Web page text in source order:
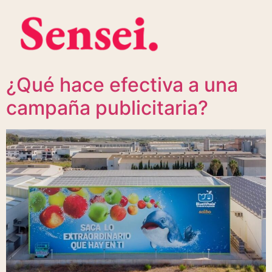
¿Qué hace efectiva a una
campaña publicitaria?